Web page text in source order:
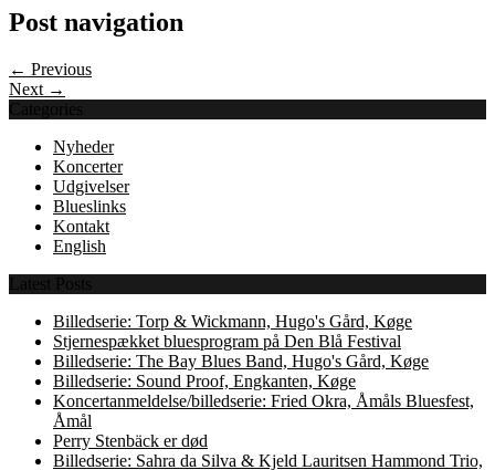
Post navigation
← Previous
Next →
Categories
Nyheder
Koncerter
Udgivelser
Blueslinks
Kontakt
English
Latest Posts
Billedserie: Torp & Wickmann, Hugo's Gård, Køge
Stjernespækket bluesprogram på Den Blå Festival
Billedserie: The Bay Blues Band, Hugo's Gård, Køge
Billedserie: Sound Proof, Engkanten, Køge
Koncertanmeldelse/billedserie: Fried Okra, Åmåls Bluesfest,
Åmål
Perry Stenbäck er død
Billedserie: Sahra da Silva & Kjeld Lauritsen Hammond Trio,